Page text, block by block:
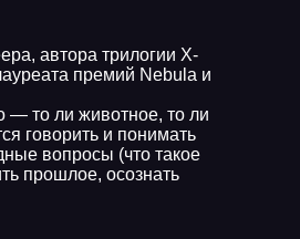
автора трилогии X-
премий Nebula и
— то ли животное, то ли
говорить и понимать
вопросы (что такое
прошлое, осознать